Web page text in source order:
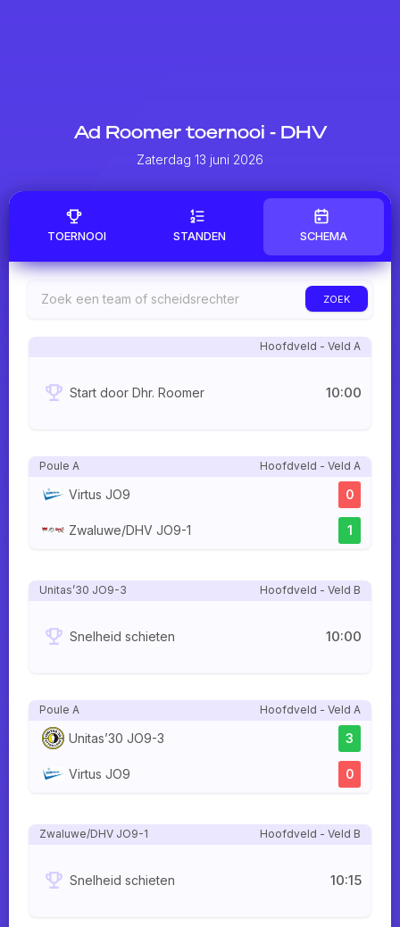
Ad Roomer toernooi - DHV
Zaterdag 13 juni 2026
TOERNOOI STANDEN SCHEMA
ZOEK
Hoofdveld - Veld A
Start door Dhr. Roomer 10:00
Poule A Hoofdveld - Veld A
Virtus JO9 0
Zwaluwe/DHV JO9-1 1
Unitas’30 JO9-3 Hoofdveld - Veld B
Snelheid schieten 10:00
Poule A Hoofdveld - Veld A
Unitas’30 JO9-3 3
Virtus JO9 0
Zwaluwe/DHV JO9-1 Hoofdveld - Veld B
Snelheid schieten 10:15